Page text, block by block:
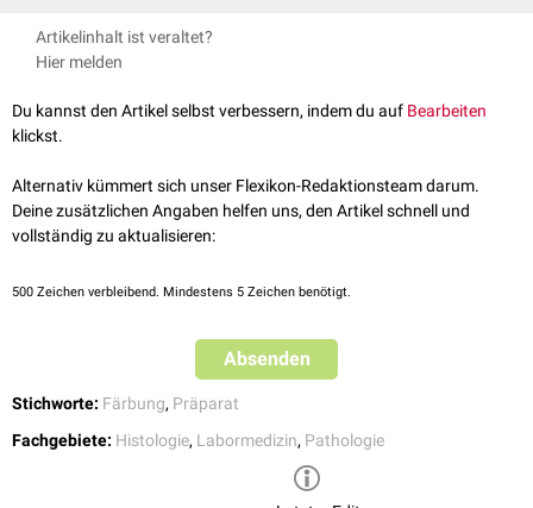
erleichtert die Diagnostik krankhafter Veränderungen in
Operationspräparaten
Hämatoxylin
ist ein natürlicher Farbstoff, der in Form des basischen
intensive färbende Eigenschaft entwickelt. Hämalaun färbt
Ribosomenund rER.
Eosinist ein synthetischer Farbstoff, der alle Zellstrukturen rot färbt, die
Zytoplasmas,Mitochondrien, dassERundKollagen.
Artikelinhalt ist veraltet?
Hier melden
Du kannst den Artikel selbst verbessern, indem du auf Bearbeiten
klickst.
Alternativ kümmert sich unser Flexikon-Redaktionsteam darum.
Deine zusätzlichen Angaben helfen uns, den Artikel schnell und
vollständig zu aktualisieren:
500 Zeichen verbleibend. Mindestens 5 Zeichen benötigt.
Absenden
Stichworte: Färbung, Präparat
Fachgebiete: Histologie, Labormedizin, Pathologie